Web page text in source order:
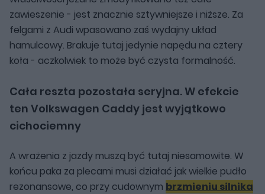
zawieszenie - jest znacznie sztywniejsze i niższe. Za
felgami z Audi wpasowano zaś wydajny układ
hamulcowy. Brakuje tutaj jedynie napędu na cztery
koła - aczkolwiek to może być czysta formalność.
Cała reszta pozostała seryjna. W efekcie
ten Volkswagen Caddy jest wyjątkowo
cichociemny
A wrażenia z jazdy muszą być tutaj niesamowite. W
końcu paka za plecami musi działać jak wielkie pudło
rezonansowe, co przy cudownym brzmieniu silnika